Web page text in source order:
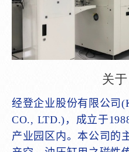
关
经登企业股份有限公司
CO., LTD.)，成立于
产业园区内。本公司的